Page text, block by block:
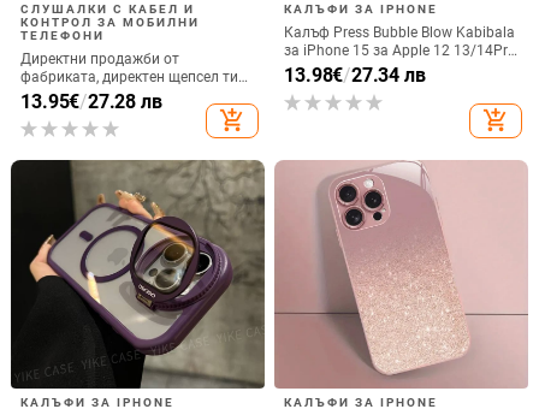
СЛУШАЛКИ С КАБЕЛ И
КОНТРОЛ ЗА МОБИЛНИ
ТЕЛЕФОНИ
Директни продажби от
фабриката, директен щепсел тип
C, мобилен телефон, Douyin
Internet Celebrity, електрически
микрофон, слушалки с C порт,
13.95€/27.28 лв
add_shopping_cart
КАЛЪФИ ЗА IPHONE
Калъф Press Bubble Blow Kabibala
за iPhone 15 за Apple 12 13/14Pro
Max, устойчив на изпускане 11
13.98€/27.34 лв
add_shopping_cart
КАЛЪФИ ЗА IPHONE КАЛЪФИ ЗА IPHONE